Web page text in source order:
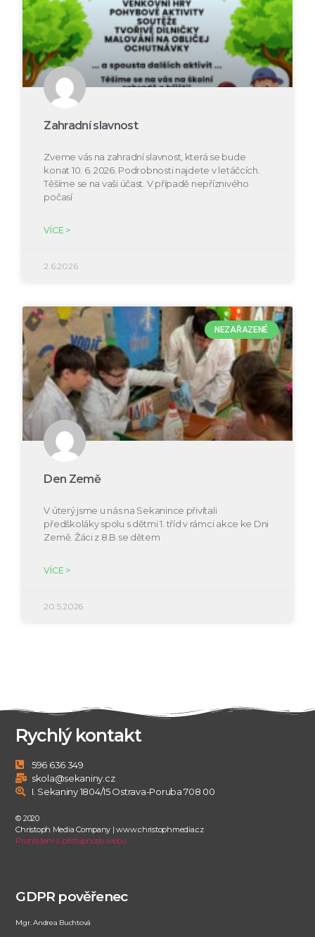
Zahradní slavnost
Zveme vás na zahradní slavnost, která se bude
konat 10. 6. 2026. Podrobnosti najdete v letáčcích.
Těšíme se na vaši účast. V případě nepříznivého
počasí
VÍCE >
2.6.2026
NEZAŘAZENÉ
Den Země
V úterý jsme u nás na Sekanince přivítali
předškoláky spolu s dětmi 1. tříd v rámci akce ke Dni
Země. Žáci z 8.B se dětem
VÍCE >
20.5.2026
Rychlý kontakt
596 636 349
skola@sekaniny.cz
I. Sekaniny 1804/15 Ostrava-Poruba 708 00
© 2020
Christoph Media Company | www.christophmedia.cz
Prohlášení o přístupnosti webu
GDPR pověřenec
Mgr. Andrea Buchtová